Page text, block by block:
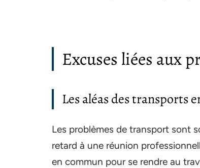
Excuses liées aux
Les aléas des transports
Les problèmes de transport sont
retard à une réunion
en commun pour se rendre au